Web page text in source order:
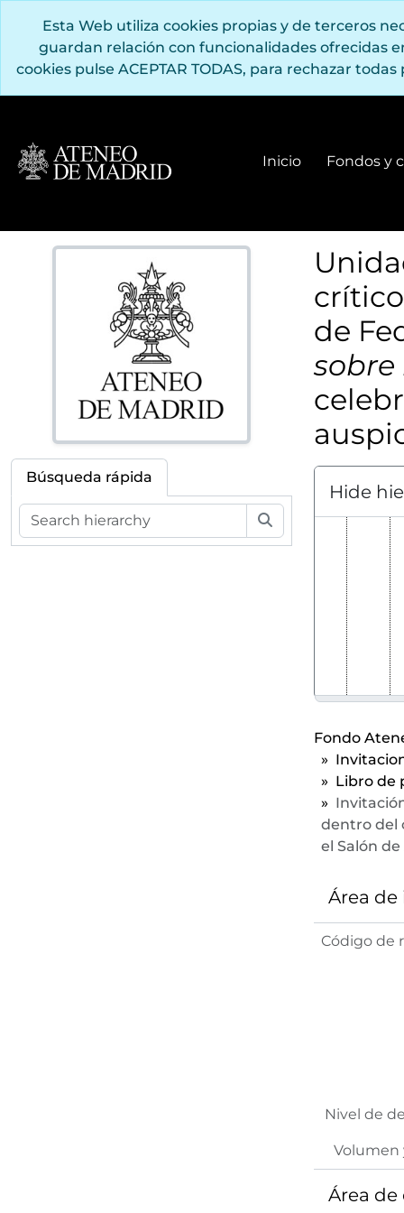
Esta Web utiliza cookies propias y de terceros
guardan relación con funcionalidades ofrecidas
cookies pulse ACEPTAR TODAS, para rechazar
Inicio Fondos y
Búsqueda rápida
Búsqueda
de
sobre
Hide
Fondo
Libro de
dentro del
el Salón
Área
Código de
Nivel de
Volumen
Área